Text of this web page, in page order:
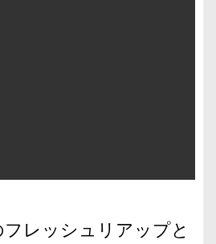
レッシュリアップと